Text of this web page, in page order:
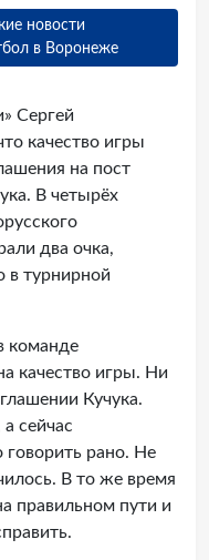
новости
в Воронеже
Сергей
качество игры
на пост
В четырёх
два очка,
в турнирной
команде
качество игры. Ни
Кучука.
сейчас
рано. Не
В то же время
правильном пути и